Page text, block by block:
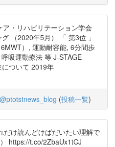
・リハビリテーション学会
（2020年5月） 「 第3位 」
）, 運動耐容能, 6分間歩
吸運動療法 等 J-STAGE
ついて 2019年
@ptotstnews_blog (投稿一覧)
だけ読んどけばだいたい理解で
https://t.co/2ZbaUx1tCJ